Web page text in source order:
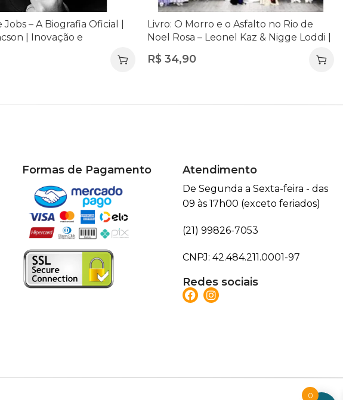
Jobs – A Biografia Oficial |
| Inovação e
Livro: O Morro e o Asfalto no Rio de
Noel Rosa – Leonel Kaz & Nigge Loddi |
R$34,90
Formas de Pagamento Atendimento
De Segunda a Sexta-feira - das
09 às 17h00 (exceto feriados)
(21) 99826-7053
CNPJ: 42.484.211.0001-97
Redes sociais
0